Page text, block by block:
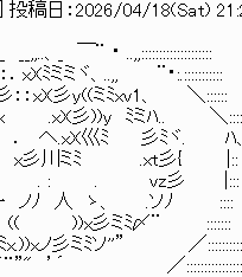
] 投稿日： 2026/04/18(Sat)
、_ ￣¨ ・ ..,,::::::::::::::::::::
．xXﾐミミヾ、..,, ¨・:.:::::::::::
：：xX彡y((ミﾐxv1、 ＼::::::
ﾐx .xX彡))y ﾐミﾊ.. ＼
． へ.xX巛ﾐ 彡ﾐヾ. ﾊ
川ミﾐ .xt彡{ |::
ー─- . : . vz彡 |:::
ノﾉ 人 ゝ、 .ソﾉ ::::
x (( ))x彡ミﾐ〆¨ :::::::
ノ彡ミﾐソ''” ／
¨”" ’´ ／